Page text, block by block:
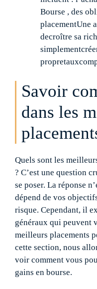
Bourse , des
placementUne
decroître sa
Savoir
dans les
Quels sont les
? C’est une question
se poser. La réponse
dépend de vos
risque. Cependant, il
généraux qui peuvent
meilleurs placements
cette section, nous
voir comment vous
gains en bourse.